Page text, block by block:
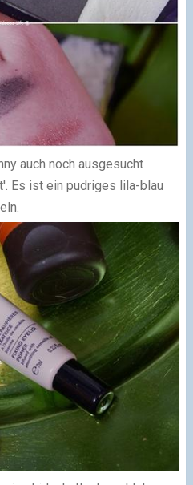
auch noch ausgesucht
Es ist ein pudriges lila-blau